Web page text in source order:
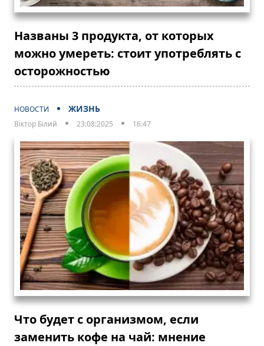
Названы 3 продукта, от которых
можно умереть: стоит употреблять с
осторожностью
НОВОСТИ ЖИЗНЬ
Віктор Білий 23:08:2025 16:47
Что будет с организмом, если
заменить кофе на чай: мнение